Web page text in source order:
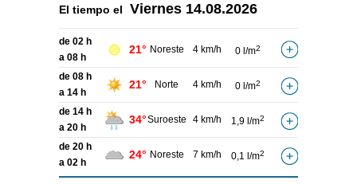
El tiempo el Viernes 14.08.2026
de 02 h
a 08 h
21° Noreste 4 km/h 0 l/m2
de 08 h
a 14 h
21° Norte 4 km/h 0 l/m2
de 14 h
a 20 h
34°Suroeste 4 km/h 1,9 l/m2
de 20 h
a 02 h
24° Noreste 7 km/h 0,1 l/m2